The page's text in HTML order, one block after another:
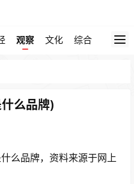
观察 文化 综合
么品牌)
么品牌，资料来源于网上